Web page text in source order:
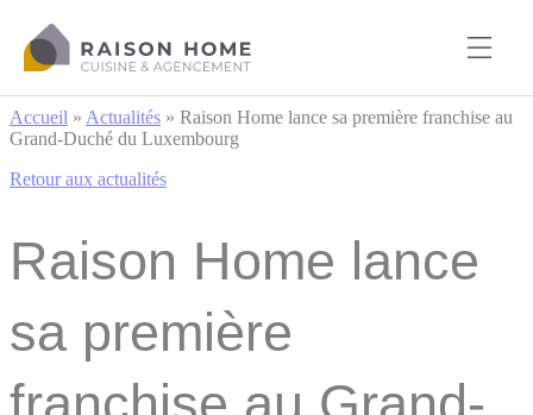
Accueil » Actualités » Raison Home lance sa première franchise au
Grand-Duché du Luxembourg
Retour aux actualités
Raison Home lance
sa première